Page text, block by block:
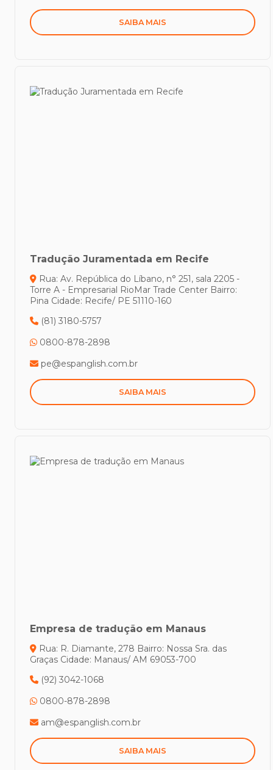
SAIBA MAIS
Tradução Juramentada em Recife
Rua: Av. República do Líbano, n° 251, sala 2205 -
Torre A - Empresarial RioMar Trade Center Bairro:
Pina Cidade: Recife/ PE 51110-160
(81) 3180-5757
0800-878-2898
pe@espanglish.com.br
SAIBA MAIS
Empresa de tradução em Manaus
Rua: R. Diamante, 278 Bairro: Nossa Sra. das
Graças Cidade: Manaus/ AM 69053-700
(92) 3042-1068
0800-878-2898
am@espanglish.com.br
SAIBA MAIS